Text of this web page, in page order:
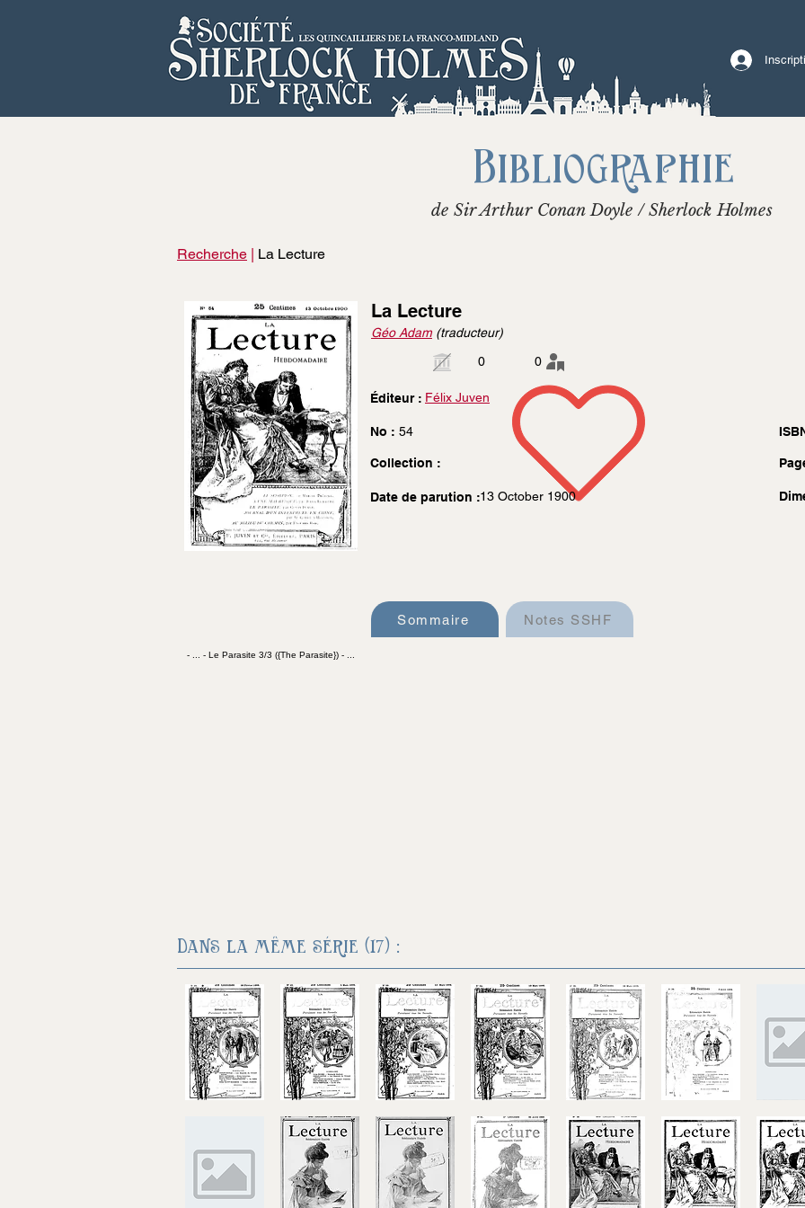
Bibliographie
de Sir Arthur Conan Doyle / Sherlock Holmes
Recherche | La Lecture
La Lecture
Géo Adam (traducteur)
0
0
Éditeur : Félix Juven
No : 54
Collection :
Date de parution :13 October 1900
Sommaire Notes SSHF
- ... - Le Parasite 3/3 ({The Parasite}) - ...
Dans la même série (17) :